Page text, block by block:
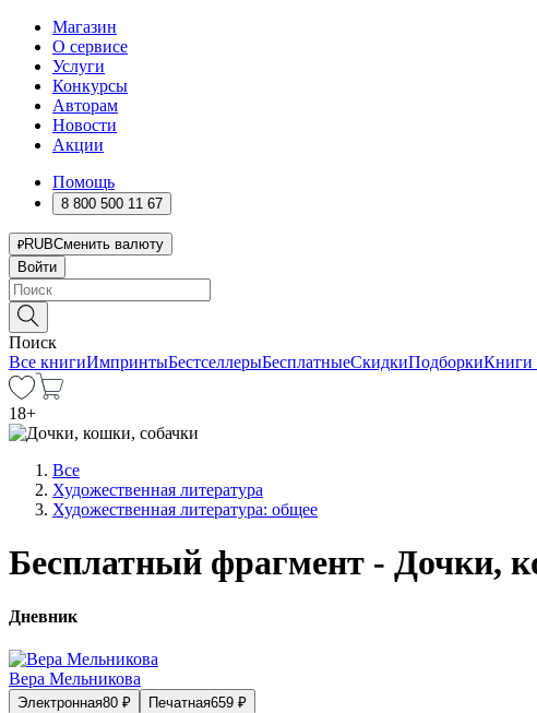
Магазин
О сервисе
Услуги
Конкурсы
Авторам
Новости
Акции
Помощь
8 800 500 11 67
RUBСменить валюту
Войти
Поиск
Все книгиИмпринтыБестселлерыБесплатныеСкидкиПодборкиКниги
18+
Все
Художественная литература
Художественная литература: общее
Бесплатный фрагмент - Дочки,
Дневник
Вера Мельникова
Электронная80 ₽ Печатная659 ₽